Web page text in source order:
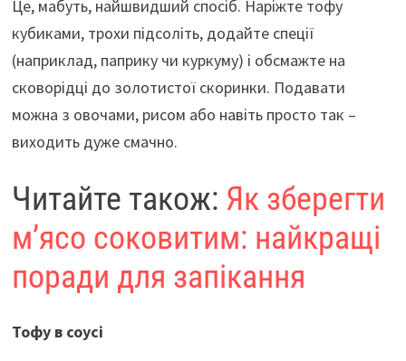
Це, мабуть, найшвидший спосіб. Наріжте тофу
кубиками, трохи підсоліть, додайте спеції
(наприклад, паприку чи куркуму) і обсмажте на
сковорідці до золотистої скоринки. Подавати
можна з овочами, рисом або навіть просто так –
виходить дуже смачно.
Читайте також: Як зберегти
м’ясо соковитим: найкращі
поради для запікання
Тофу в соусі